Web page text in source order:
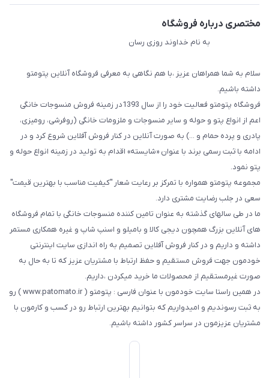
مختصری درباره فروشگاه
به نام خداوند روزی رسان
سلام به شما همراهان عزیز ،با هم نگاهی به معرفی فروشگاه آنلاین پتومتو
داشته باشیم.
فروشگاه پتومتو فعالیت خود را از سال 1393در زمینه فروش منسوجات خانگی
اعم از انواع پتو و حوله و سایر منسوجات و ملزومات خانگی (روفرشی، رومیزی،
پادری و پرده حمام و ...) به صورت آنلاین در کنار فروش آفلاین شروع کرد و در
ادامه با ثبت رسمی برند با عنوان «شایسته» اقدام به تولید در زمینه انواع حوله و
پتو نمود.
مجموعه پتومتو همواره با تمرکز بر رعایت شعار "کیفیت مناسب با بهترین قیمت"
سعی در جلب رضایت مشتری دارد.
ما در طی سالهای گذشته به عنوان تامین کننده منسوجات خانگی با تمام فروشگاه
های آنلاین بزرگ همچون دیجی کالا و بامیلو و اسنپ شاپ و غیره همکاری مستمر
داشته و داریم و در کنار فروش آفلاین تصمیم به راه اندازی سایت اینترنتی
خودمون جهت فروش مستقیم و حفظ ارتباط با مشتریان عزیز که تا به حال به
صورت غیرمستقیم از محصولات ما خرید میکردن ،داریم.
در همین راستا سایت خودمون با عنوان فارسی : پتومتو ( www.patomato.ir ) رو
به ثبت رسوندیم و امیدواریم که بتوانیم بهترین ارتباط رو در کسب و کارمون با
مشتریان عزیزمون در سراسر کشور داشته باشیم.